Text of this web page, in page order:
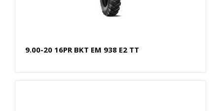
9.00-20 16PR BKT EM 938 E2 TT